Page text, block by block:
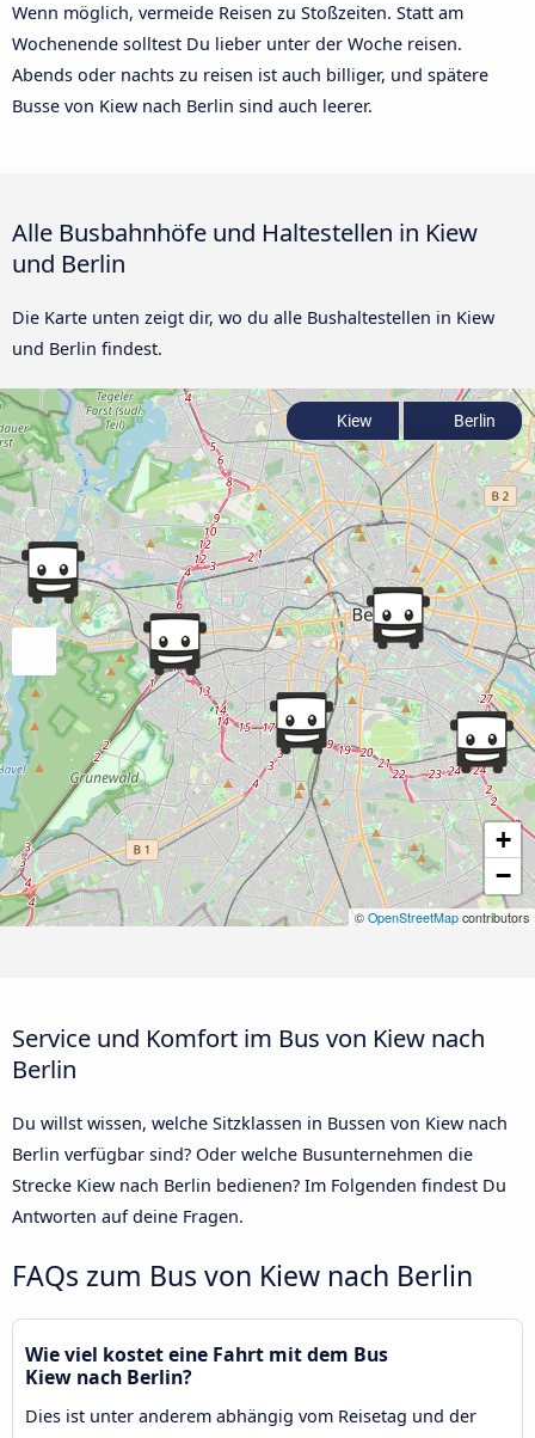
Wenn möglich, vermeide Reisen zu Stoßzeiten. Statt am
Wochenende solltest Du lieber unter der Woche reisen.
Abends oder nachts zu reisen ist auch billiger, und spätere
Busse von Kiew nach Berlin sind auch leerer.
Alle Busbahnhöfe und Haltestellen in Kiew
und Berlin
Die Karte unten zeigt dir, wo du alle Bushaltestellen in Kiew
und Berlin findest.
+
−
© OpenStreetMap contributors
Kiew Berlin
Service und Komfort im Bus von Kiew nach
Berlin
Du willst wissen, welche Sitzklassen in Bussen von Kiew nach
Berlin verfügbar sind? Oder welche Busunternehmen die
Strecke Kiew nach Berlin bedienen? Im Folgenden findest Du
Antworten auf deine Fragen.
FAQs zum Bus von Kiew nach Berlin
Wie viel kostet eine Fahrt mit dem Bus
Kiew nach Berlin?
Dies ist unter anderem abhängig vom Reisetag und der